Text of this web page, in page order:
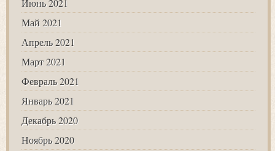
Май 2021
Апрель 2021
Март 2021
Февраль 2021
Январь 2021
Декабрь 2020
Ноябрь 2020